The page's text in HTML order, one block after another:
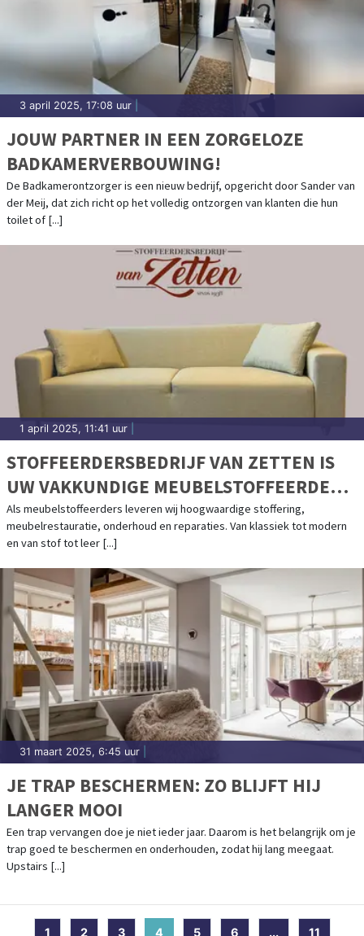
3 april 2025, 17:08 uur
JOUW PARTNER IN EEN ZORGELOZE
BADKAMERVERBOUWING!
De Badkamerontzorger is een nieuw bedrijf, opgericht door Sander van
der Meij, dat zich richt op het volledig ontzorgen van klanten die hun
toilet of [...]
1 april 2025, 11:41 uur
STOFFEERDERSBEDRIJF VAN ZETTEN IS
UW VAKKUNDIGE MEUBELSTOFFEERDER
SINDS 1938
Als meubelstoffeerders leveren wij hoogwaardige stoffering,
meubelrestauratie, onderhoud en reparaties. Van klassiek tot modern
en van stof tot leer [...]
31 maart 2025, 6:45 uur
JE TRAP BESCHERMEN: ZO BLIJFT HIJ
LANGER MOOI
Een trap vervangen doe je niet ieder jaar. Daarom is het belangrijk om je
trap goed te beschermen en onderhouden, zodat hij lang meegaat.
Upstairs [...]
1 2 3 4 (current)
5 6 ... 11